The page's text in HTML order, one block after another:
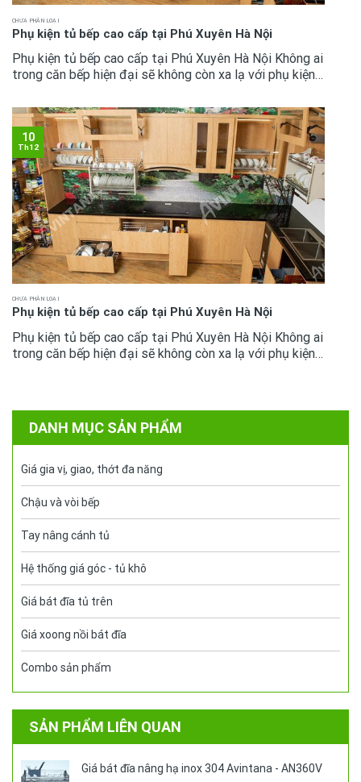
CHƯA PHÂN LOẠI
Phụ kiện tủ bếp cao cấp tại Phú Xuyên Hà Nội
Phụ kiện tủ bếp cao cấp tại Phú Xuyên Hà Nội Không ai
trong căn bếp hiện đại sẽ không còn xa lạ với phụ kiện
.Mọi người...
CHƯA PHÂN LOẠI
Phụ kiện tủ bếp cao cấp tại Phú Xuyên Hà Nội
Phụ kiện tủ bếp cao cấp tại Phú Xuyên Hà Nội Không ai
trong căn bếp hiện đại sẽ không còn xa lạ với phụ kiện
10
Th12
DANH MỤC SẢN PHẨM
Giá gia vị, giao, thớt đa năng
Chậu và vòi bếp
Tay nâng cánh tủ
Hệ thống giá góc - tủ khô
Giá bát đĩa tủ trên
Giá xoong nồi bát đĩa
Combo sản phẩm
SẢN PHẨM LIÊN QUAN
Giá bát đĩa nâng hạ inox 304 Avintana - AN360V